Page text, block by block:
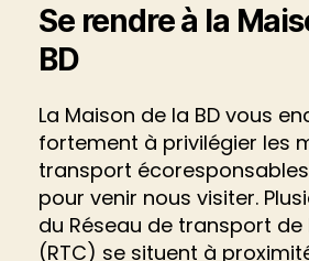
Se rendre à la
BD
La Maison de la BD vous
fortement à privilégier les
transport
pour venir nous visiter.
du Réseau de transport
(RTC) se situent à